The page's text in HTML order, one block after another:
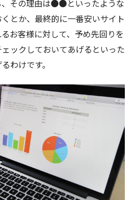
、その理由は●●といったような
とか、最終的に一番安いサイト
お客様に対して、予め先回りを
ックしておいてあげるといった
わけです。